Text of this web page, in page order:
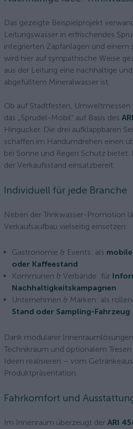
Das gezeigte Beispielprojekt
Leitungswasser in erfrischendes
integrierten Zapfanlagen und einem
wird hier auf sympathische Weise
aus der Leitung eine nachhaltige
abgefülltem Mineralwasser ist.
Ob auf Stadtfesten,
das „Sprudel-Mobil“ auf Basis des
Hingucker. Die drei aufklappbaren
schaffen im Handumdrehen einen
bei Sonne und Regen Schutz
der Verkaufsstand einsatzbereit.
Individuell für jede Branche
Neben der Trinkwasser-Promotion
Verkaufsaufbau vielseitig einsetzen:
Gastronomie & Events: als
oder Kaffeestand
Kommunen & Verbände: für
Nachhaltigkeitskampagnen
Unternehmen & Marken: als
Stand oder Sampling-Fahrzeug
Dank modularer
Technikraum und optionalem
Ideen realisieren – vom
Produktpräsentation.
Fahrkomfort und
Im Innenraum überzeugt der ARI